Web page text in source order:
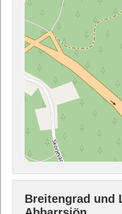
Breitengrad und